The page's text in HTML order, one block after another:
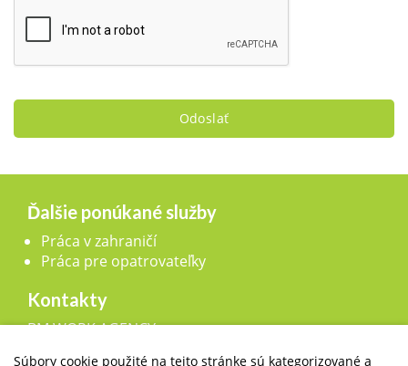
Odoslať
Ďalšie ponúkané služby
Práca v zahraničí
Práca pre opatrovateľky
Kontakty
BM WORK AGENCY, s.r.o.,
Súbory cookie použité na tejto stránke sú kategorizované a